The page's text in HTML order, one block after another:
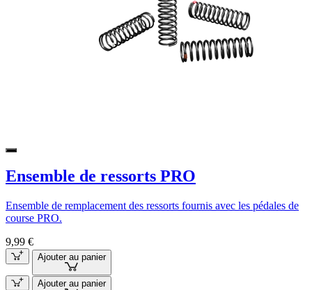
Ensemble de ressorts PRO
Ensemble de remplacement des ressorts fournis avec les pédales de
course PRO.
9,99 €
Ajouter au panier
Ajouter au panier